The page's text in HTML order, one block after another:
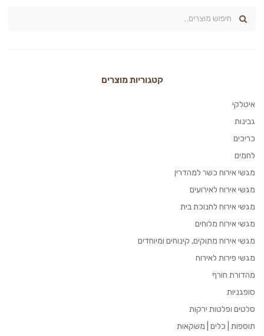
קטגוריות מוצרים
איטלקי
גבינות
כריכים
לחמים
מגשי אירוח כשר למהדרין
מגשי אירוח לאירועים
מגשי אירוח לחנוכת בית
מגשי אירוח מלוחים
מגשי אירוח מתוקים, קינוחים ומיוחדים
מגשי פירות לאירוח
מהדורת חורף
סופגניות
סלטים ופלטות ירקות
תוספות | כלים | משקאות